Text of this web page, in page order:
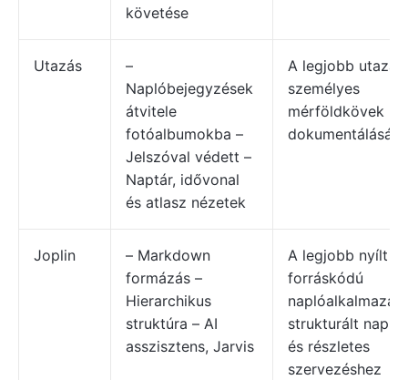
követése
Utazás
–
Naplóbejegyzések
átvitele
fotóalbumokba –
Jelszóval védett –
Naptár, idővonal
és atlasz nézetek
A legjobb
személyes
mérföldkövek
dokumentálására
Joplin
– Markdown
formázás –
Hierarchikus
struktúra – AI
asszisztens, Jarvis
A legjobb nyílt
forráskódú
naplóalkalmazás
strukturált
és részletes
szervezéshez